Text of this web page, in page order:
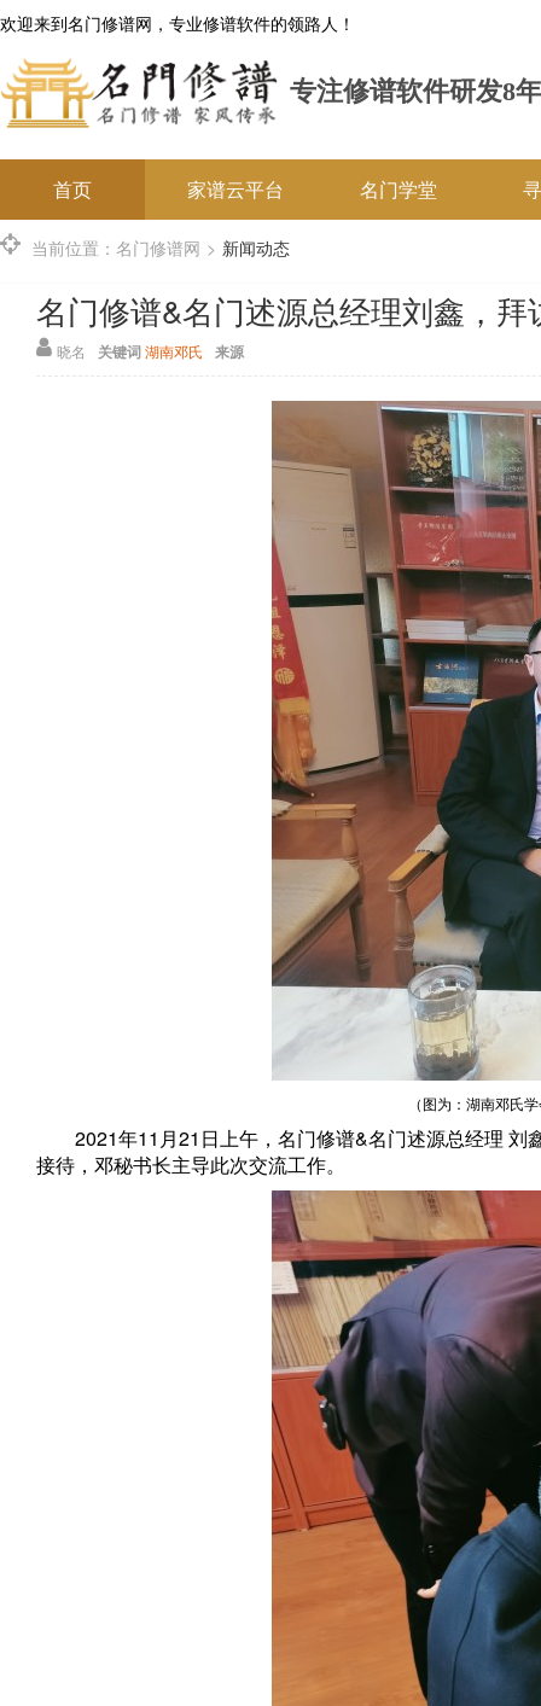
欢迎来到名门修谱网，专业修谱软件的领路人！
专注修谱软件研发8
首页 家谱云平台 名门学堂
当前位置： 名门修谱网 > 新闻动态
名门修谱&名门述源总经理刘鑫，
晓名 关键词湖南邓氏 来源
（图为：湖南邓氏
2021年11月21日上午，名门修谱&名门述源总经理 刘
接待，邓秘书长主导此次交流工作。